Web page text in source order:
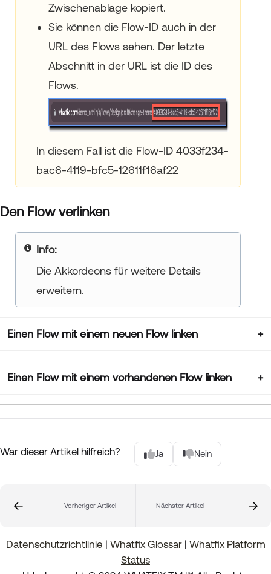
Zwischenablage kopiert.
Sie können die Flow-ID auch in der
URL des Flows sehen. Der letzte
Abschnitt in der URL ist die ID des
Flows.
In diesem Fall ist die Flow-ID 4033f234-
bac6-4119-bfc5-12611f16af22
Den Flow verlinken
Info:
Die Akkordeons für weitere Details
erweitern.
Einen Flow mit einem neuen Flow linken
Einen Flow mit einem vorhandenen Flow linken
War dieser Artikel hilfreich? Ja Nein
Vorheriger Artikel Nächster Artikel
Datenschutzrichtlinie | Whatfix Glossar| Whatfix Platform
Status